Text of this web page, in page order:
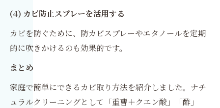
(4) カビ防止スプレーを活用する
カビを防ぐために、防カビスプレーやエタノールを定期
的に吹きかけるのも効果的です。
まとめ
家庭で簡単にできるカビ取り方法を紹介しました。ナチ
ュラルクリーニングとして「重曹＋クエン酸」「酢」